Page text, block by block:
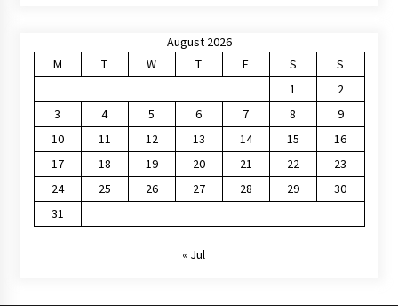
August 2026
M
T W T F S
S
1
2
3
4 5 6 7 8
9
10
11 12 13 14 15
16
17
18 19 20 21 22
23
24
25 26 27 28 29
30
31
« Jul